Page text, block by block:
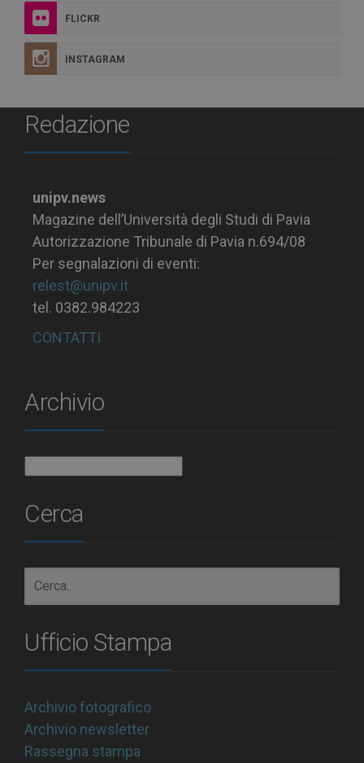
FLICKR
INSTAGRAM
Redazione
unipv.news
Magazine dell’Università degli Studi di Pavia
Autorizzazione Tribunale di Pavia n.694/08
Per segnalazioni di eventi:
relest@unipv.it
tel. 0382.984223
CONTATTI
Archivio
Cerca
Ufficio Stampa
Archivio fotografico
Archivio newsletter
Rassegna stampa